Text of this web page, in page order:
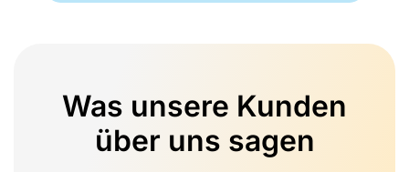
Was unsere Kunden
über uns sagen